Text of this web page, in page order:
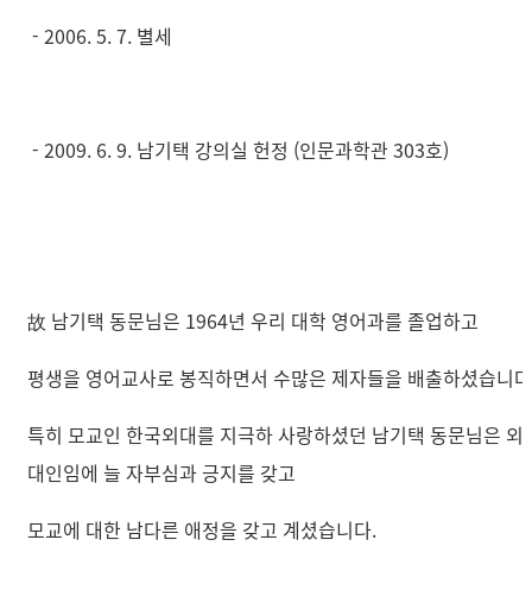
- 2006. 5. 7. 별세
- 2009. 6. 9. 남기택 강의실 헌정 (인문과학관 303호)
故 남기택 동문님은 1964년 우리 대학 영어과를 졸업하고
평생을 영어교사로 봉직하면서 수많은 제자들을 배출하셨습니
특히 모교인 한국외대를 지극하 사랑하셨던 남기택 동문님은 외
대인임에 늘 자부심과 긍지를 갖고
모교에 대한 남다른 애정을 갖고 계셨습니다.